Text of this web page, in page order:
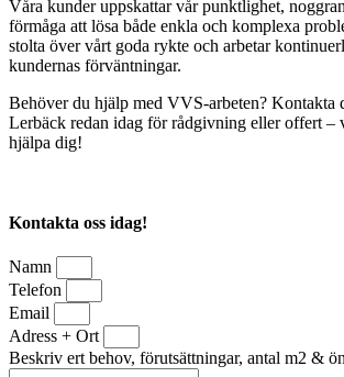
Våra kunder uppskattar vår punktlighet,
förmåga att lösa både enkla och komplexa
stolta över vårt goda rykte och arbetar
kundernas förväntningar.
Behöver du hjälp med VVS-arbeten? Kontakta
Lerbäck redan idag för rådgivning eller offert –
hjälpa dig!
Kontakta oss idag!
Namn
Telefon
Email
Adress + Ort
Beskriv ert behov, förutsättningar, antal m2 &